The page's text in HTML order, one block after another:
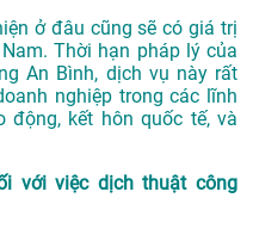
ở đâu cũng sẽ có giá trị
Thời hạn pháp lý của
An Bình, dịch vụ này rất
nghiệp trong các lĩnh
kết hôn quốc tế, và
với việc dịch thuật công